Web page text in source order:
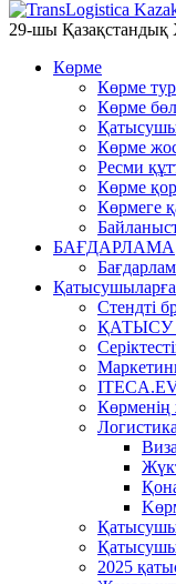
29-шы Қазақстандық
Көрме
Көрме
Көрме
Көрме
Ресми
Көрме
Көрмеге
БАҒДАРЛАМА
Қатысушыларға
Стендті
Логистика
2025